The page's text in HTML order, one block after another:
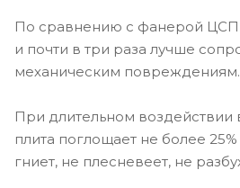
По сравнению с фанерой ЦСП
и почти в три раза лучше
механическим повреждениям.
При длительном воздействии
плита поглощает не более
гниет, не плесневеет, не